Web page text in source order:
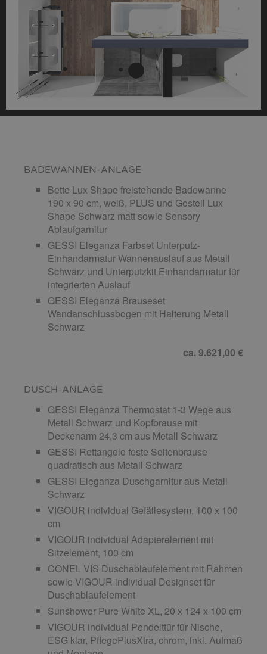
BADEWANNEN-ANLAGE
Bette Lux Shape freistehende Badewanne
190 x 90 cm, weiß, PLUS und Gestell Lux
Shape Schwarz matt sowie Sensory
Ablaufgarnitur
GESSI Eleganza Farbset Unterputz-
Einhandarmatur Wannenauslauf aus Metall
Schwarz und Unterputzkit Einhandarmatur für
integrierten Auslauf
GESSI Eleganza Brauseset
Wandanschlussbogen mit Halterung Metall
Schwarz
ca. 9.621,00 €
DUSCH-ANLAGE
GESSI Eleganza Thermostat 1-3 Wege aus
Metall Schwarz und Kopfbrause mit
Deckenarm 24,3 cm aus Metall Schwarz
GESSI Rettangolo feste Seitenbrause
quadratisch aus Metall Schwarz
GESSI Eleganza Duschgarnitur aus Metall
Schwarz
VIGOUR individual Gefällesystem, 100 x 100
cm
VIGOUR individual Adapterelement mit
Sitzelement, 100 cm
CONEL VIS Duschablaufelement mit Rahmen
sowie VIGOUR individual Designset für
Duschablaufelement
Sunshower Pure White XL, 20 x 124 x 100 cm
VIGOUR individual Pendelttür für Nische,
ESG klar, PflegePlusXtra, chrom, inkl. Aufmaß